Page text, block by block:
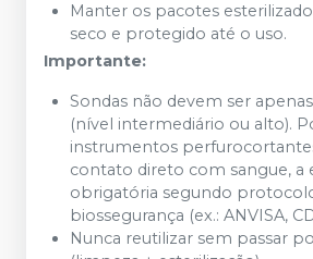
Manter os pacotes
seco e protegido até o uso.
Importante:
Sondas não devem ser
(nível intermediário ou alto).
instrumentos
contato direto com sangue, a
obrigatória segundo
biossegurança (ex.: ANVISA,
Nunca reutilizar sem passar